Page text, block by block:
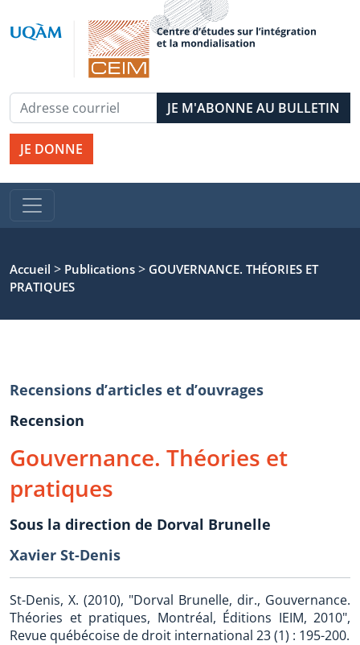
JE DONNE
Accueil > Publications > GOUVERNANCE. THÉORIES ET
PRATIQUES
Recensions d’articles et d’ouvrages
Recension
Gouvernance. Théories et
pratiques
Sous la direction de Dorval Brunelle
Xavier St-Denis
St-Denis, X. (2010), "Dorval Brunelle, dir., Gouvernance.
Théories et pratiques, Montréal, Éditions IEIM, 2010",
Revue québécoise de droit international 23 (1) : 195-200.